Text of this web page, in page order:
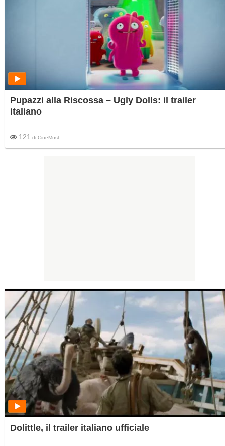
Pupazzi alla Riscossa – Ugly Dolls: il trailer
italiano
121 di CineMust
Dolittle, il trailer italiano ufficiale